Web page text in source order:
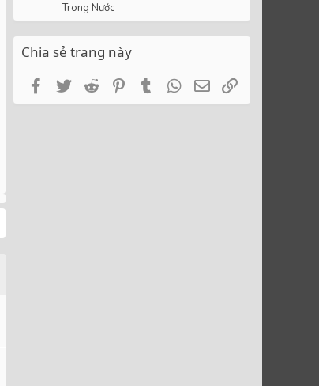
Trong Nước
Chia sẻ trang này
FacebookTwitterRedditPinterestTumblrWhatsApp
Email